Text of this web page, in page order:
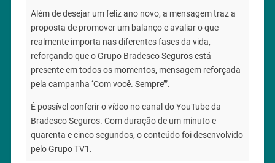
Além de desejar um feliz ano novo, a mensagem traz a
proposta de promover um balanço e avaliar o que
realmente importa nas diferentes fases da vida,
reforçando que o Grupo Bradesco Seguros está
presente em todos os momentos, mensagem reforçada
pela campanha ‘Com você. Sempre’”.
É possível conferir o vídeo no canal do YouTube da
Bradesco Seguros. Com duração de um minuto e
quarenta e cinco segundos, o conteúdo foi desenvolvido
pelo Grupo TV1.